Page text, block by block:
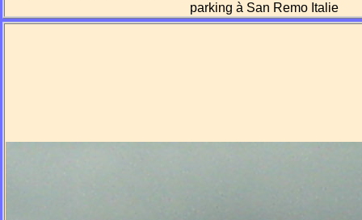
parking à San Remo Italie